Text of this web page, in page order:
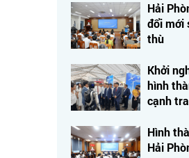
Hải
đổi mới
thù
Khởi
hình
cạnh
Hình
Hải